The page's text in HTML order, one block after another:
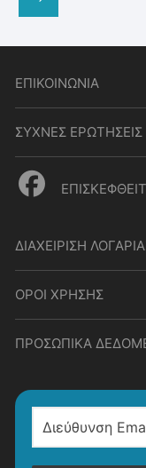
ΕΠΙΚΟΙΝΩΝΙΑ
ΣΥΧΝΕΣ ΕΡΩΤΗΣΕΙΣ
ΔΙΑΧΕΙΡΙΣΗ
ΟΡΟΙ ΧΡΗΣΗΣ
ΠΡΟΣΩΠΙΚΑ